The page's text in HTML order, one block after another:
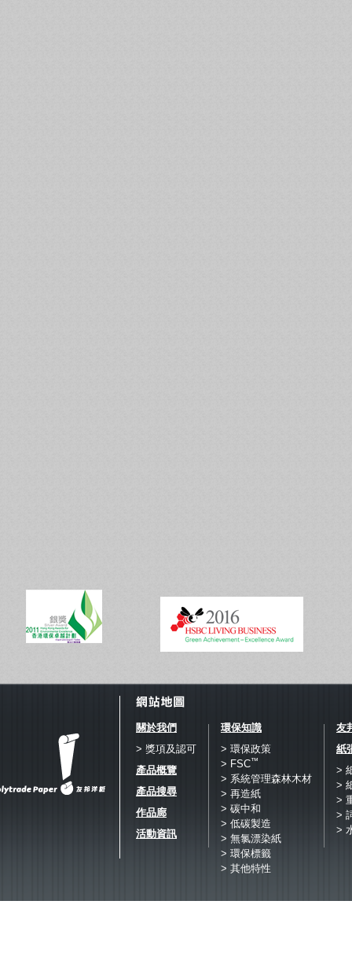
關於我們
> 獎項及認可
產品概覽
產品搜尋
作品廊
活動資訊
環保知識
> 環保政策
> FSC™
> 系統管理森林木材
> 再造紙
> 碳中和
> 低碳製造
> 無氯漂染紙
> 環保標籤
> 其他特性
友
紙
>
>
>
>
>